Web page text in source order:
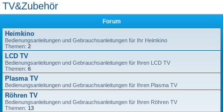
TV&Zubehör
Forum
Heimkino
Bedienungsanleitungen und Gebrauchsanleitungen für Ihr Heimkino
Themen: 2
LCD TV
Bedienungsanleitungen und Gebrauchsanleitungen für Ihren LCD TV
Themen: 6
Plasma TV
Bedienungsanleitungen und Gebrauchsanleitungen für Ihren Plasma TV
Röhren TV
Bedienungsanleitungen und Gebrauchsanleitungen für Ihren Röhren TV
Themen: 13